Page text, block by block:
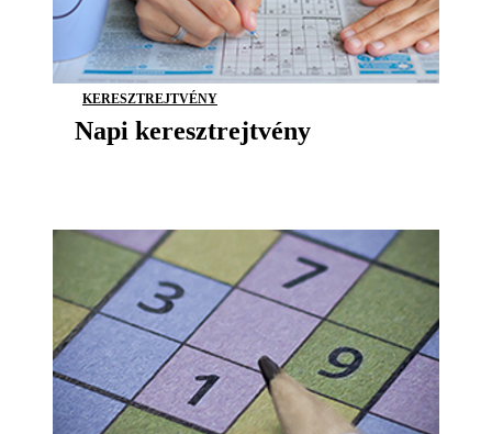
KERESZTREJTVÉNY
Napi keresztrejtvény